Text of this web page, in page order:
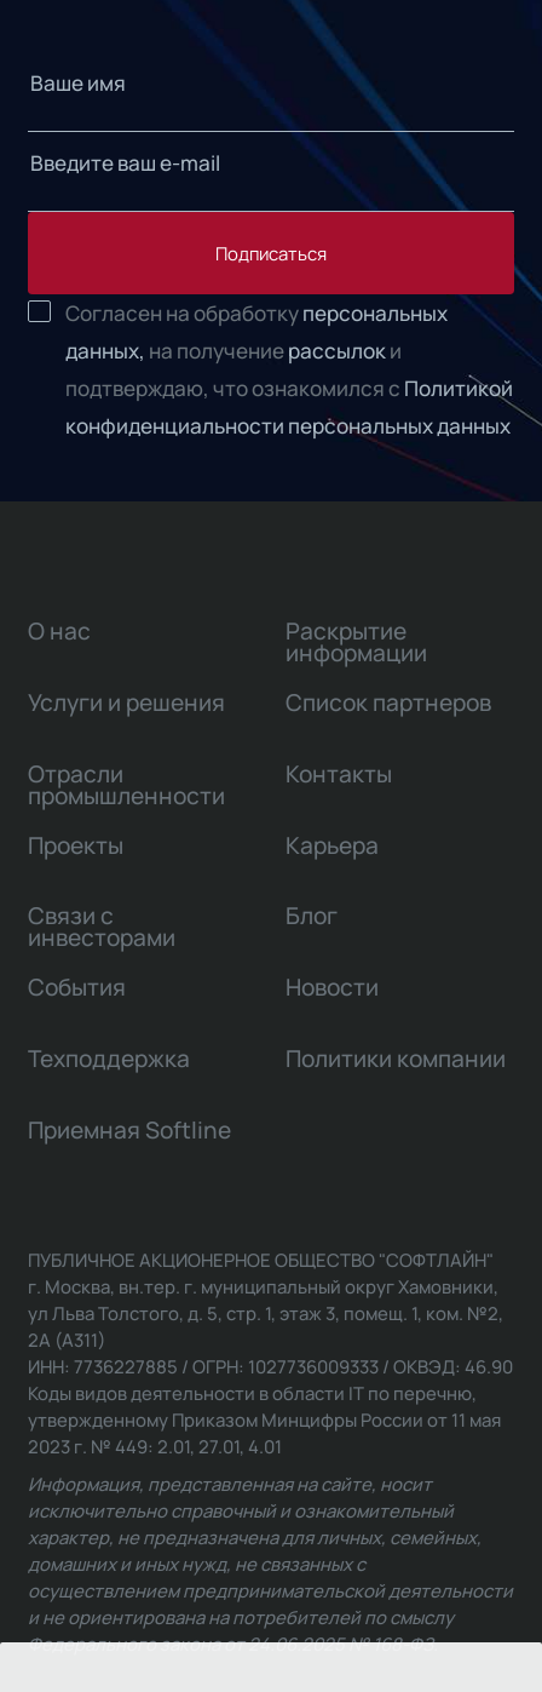
Подписаться
Согласен на обработкуперсональных
данных, на получениерассылоки
подтверждаю, что ознакомился с Политикой
конфиденциальности персональных данных
О нас
Услуги и решения
Отрасли
промышленности
Проекты
Связи с
инвесторами
Раскрытие
информации
Список партнеров
Контакты
Карьера
Блог
События Новости
Техподдержка Политики компании
Приемная Softline
ПУБЛИЧНОЕ АКЦИОНЕРНОЕ ОБЩЕСТВО "СОФТЛАЙН"
г. Москва, вн.тер. г. муниципальный округ Хамовники,
ул Льва Толстого, д. 5, стр. 1, этаж 3, помещ. 1, ком. №2,
2А (А311)
ИНН: 7736227885 / ОГРН: 1027736009333 / ОКВЭД: 46.90
Коды видов деятельности в области IT по перечню,
утвержденному Приказом Минцифры России от 11 мая
2023 г. № 449: 2.01, 27.01, 4.01
Информация, представленная на сайте, носит
исключительно справочный и ознакомительный
характер, не предназначена для личных, семейных,
домашних и иных нужд, не связанных с
осуществлением предпринимательской деятельности
и не ориентирована на потребителей по смыслу
Федерального закона от 24.06.2025 № 168-ФЗ.